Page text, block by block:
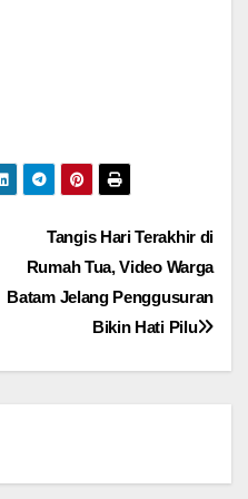
Tangis Hari Terakhir di
Rumah Tua, Video Warga
Batam Jelang Penggusuran
Bikin Hati Pilu